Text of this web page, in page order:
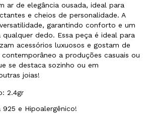
ar de elegância ousada, ideal para
e cheios de personalidade. A
garantindo conforto e um
dedo. Essa peça é ideal para
acessórios luxuosos e gostam de
a produções casuais ou
se destaca sozinho ou em
joias!
2.4gr
925 e Hipoalergênico!